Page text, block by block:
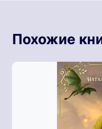
Похожие